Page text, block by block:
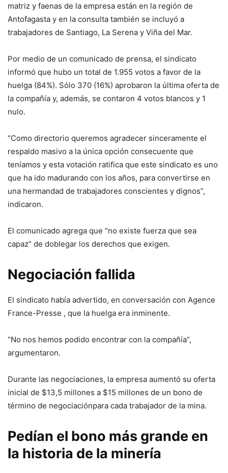
matriz y faenas de la empresa están en la región de
Antofagasta y en la consulta también se incluyó a
trabajadores de Santiago, La Serena y Viña del Mar.
Por medio de un comunicado de prensa, el sindicato
informó que hubo un total de 1.955 votos a favor de la
huelga (84%). Sólo 370 (16%) aprobaron la última oferta de
la compañía y, además, se contaron 4 votos blancos y 1
nulo.
“Como directorio queremos agradecer sinceramente el
respaldo masivo a la única opción consecuente que
teníamos y esta votación ratifica que este sindicato es uno
que ha ido madurando con los años, para convertirse en
una hermandad de trabajadores conscientes y dignos”,
indicaron.
El comunicado agrega que “no existe fuerza que sea
capaz” de doblegar los derechos que exigen.
Negociación fallida
El sindicato había advertido, en conversación con Agence
France-Presse , que la huelga era inminente.
“No nos hemos podido encontrar con la compañía”,
argumentaron.
Durante las negociaciones, la empresa aumentó su oferta
inicial de $13,5 millones a $15 millones de un bono de
término de negociaciónpara cada trabajador de la mina.
Pedían el bono más grande en
la historia de la minería